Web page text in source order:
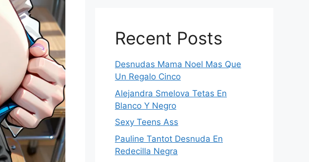
Recent Posts
Desnudas Mama Noel Mas Que
Un Regalo Cinco
Alejandra Smelova Tetas En
Blanco Y Negro
Sexy Teens Ass
Pauline Tantot Desnuda En
Redecilla Negra